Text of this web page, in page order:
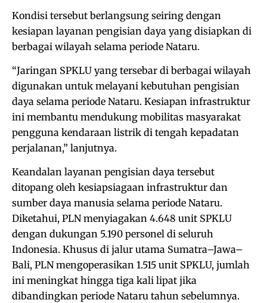
Kondisi tersebut berlangsung seiring dengan
kesiapan layanan pengisian daya yang disiapkan di
berbagai wilayah selama periode Nataru.
“Jaringan SPKLU yang tersebar di berbagai wilayah
digunakan untuk melayani kebutuhan pengisian
daya selama periode Nataru. Kesiapan infrastruktur
ini membantu mendukung mobilitas masyarakat
pengguna kendaraan listrik di tengah kepadatan
perjalanan,” lanjutnya.
Keandalan layanan pengisian daya tersebut
ditopang oleh kesiapsiagaan infrastruktur dan
sumber daya manusia selama periode Nataru.
Diketahui, PLN menyiagakan 4.648 unit SPKLU
dengan dukungan 5.190 personel di seluruh
Indonesia. Khusus di jalur utama Sumatra–Jawa–
Bali, PLN mengoperasikan 1.515 unit SPKLU, jumlah
ini meningkat hingga tiga kali lipat jika
dibandingkan periode Nataru tahun sebelumnya.